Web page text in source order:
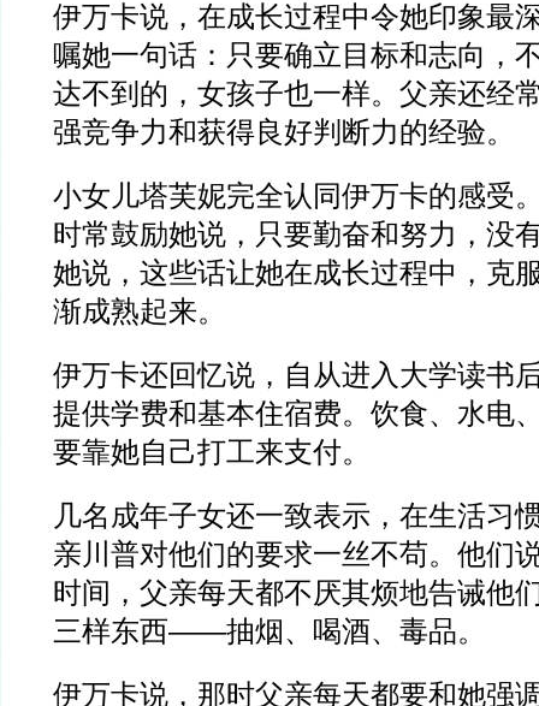
伊万卡说，在成长过程中令她印象最
嘱她一句话：只要确立目标和志向，
达不到的，女孩子也一样。父亲还经
强竞争力和获得良好判断力的经验。
小女儿塔芙妮完全认同伊万卡的感受
时常鼓励她说，只要勤奋和努力，没
她说，这些话让她在成长过程中，克
渐成熟起来。
伊万卡还回忆说，自从进入大学读书
提供学费和基本住宿费。饮食、水电
要靠她自己打工来支付。
几名成年子女还一致表示，在生活习
亲川普对他们的要求一丝不苟。他们
时间，父亲每天都不厌其烦地告诫他
三样东西——抽烟、喝酒、毒品。
伊万卡说，那时父亲每天都要和她强